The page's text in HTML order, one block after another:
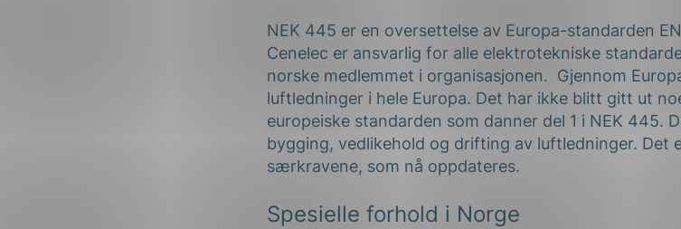
NEK 445 er en oversettelse av Europa-standarden
Cenelec er ansvarlig for alle elektrotekniske
norske medlemmet i organisasjonen. Gjennom
luftledninger i hele Europa. Det har ikke blitt gitt ut
europeiske standarden som danner del 1 i NEK 445.
bygging, vedlikehold og drifting av luftledninger. Det
særkravene, som nå oppdateres.
Spesielle forhold i Norge